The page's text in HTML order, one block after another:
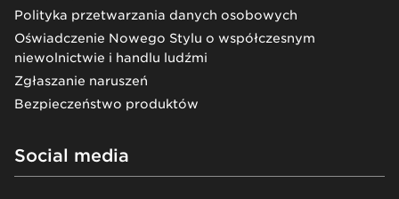
Polityka przetwarzania danych osobowych
Oświadczenie Nowego Stylu o współczesnym
niewolnictwie i handlu ludźmi
Zgłaszanie naruszeń
Bezpieczeństwo produktów
Social media